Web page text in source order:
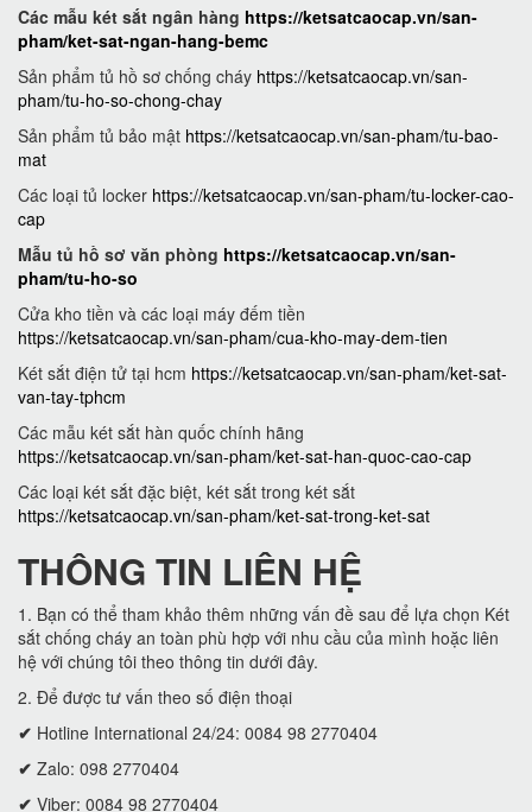
Các mẫu két sắt ngân hàng https://ketsatcaocap.vn/san-
pham/ket-sat-ngan-hang-bemc
Sản phẩm tủ hồ sơ chống cháy https://ketsatcaocap.vn/san-
pham/tu-ho-so-chong-chay
Sản phẩm tủ bảo mật https://ketsatcaocap.vn/san-pham/tu-bao-
mat
Các loại tủ locker https://ketsatcaocap.vn/san-pham/tu-locker-cao-
cap
Mẫu tủ hồ sơ văn phòng https://ketsatcaocap.vn/san-
pham/tu-ho-so
Cửa kho tiền và các loại máy đếm tiền
https://ketsatcaocap.vn/san-pham/cua-kho-may-dem-tien
Két sắt điện tử tại hcm https://ketsatcaocap.vn/san-pham/ket-sat-
van-tay-tphcm
Các mẫu két sắt hàn quốc chính hãng
https://ketsatcaocap.vn/san-pham/ket-sat-han-quoc-cao-cap
Các loại két sắt đặc biệt, két sắt trong két sắt
https://ketsatcaocap.vn/san-pham/ket-sat-trong-ket-sat
THÔNG TIN LIÊN HỆ
1. Bạn có thể tham khảo thêm những vấn đề sau để lựa chọn Két
sắt chống cháy an toàn phù hợp với nhu cầu của mình hoặc liên
hệ với chúng tôi theo thông tin dưới đây.
2. Để được tư vấn theo số điện thoại
✔ Hotline International 24/24: 0084 98 2770404
✔ Zalo: 098 2770404
✔ Viber: 0084 98 2770404